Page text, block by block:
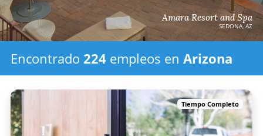
Amara Resort and Spa
SEDONA, AZ
Encontrado 224 empleos en Arizona
Tiempo Completo